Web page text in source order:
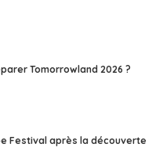
Tomorrowland 2026 ?
Festival après la découverte